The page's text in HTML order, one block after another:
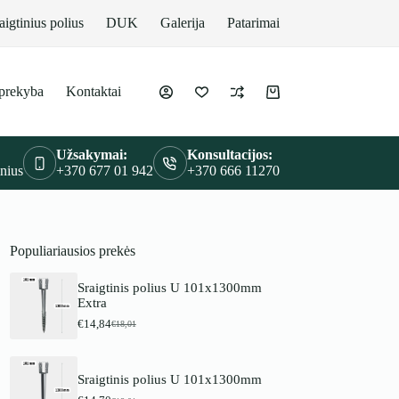
polius DUK Galerija Patarimai
Kontaktai Krepšelis
Užsakymai:
+370 677 01 942
Konsultacijos:
+370 666 11270
Populiariausios prekės
Sraigtinis polius U 101x1300mm
Extra
€18,01
P
d
i
€14,84D
a
r
Sraigtinis polius U 101x1300mm